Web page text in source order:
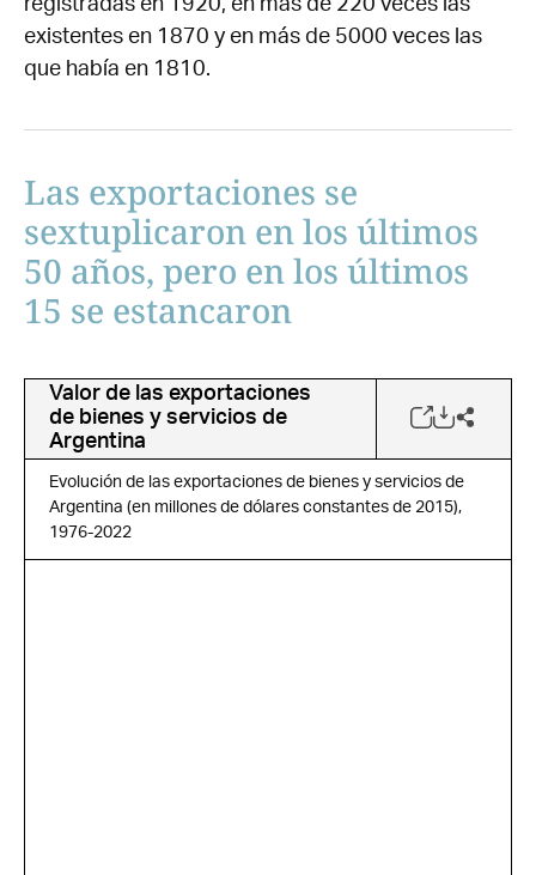
registradas en 1920, en más de 220 veces las
existentes en 1870 y en más de 5000 veces las
que había en 1810.
Las exportaciones se
sextuplicaron en los últimos
50 años, pero en los últimos
15 se estancaron
Valor de las exportaciones
de bienes y servicios de
Argentina
Evolución de las exportaciones de bienes y servicios de
Argentina (en millones de dólares constantes de 2015),
1976-2022